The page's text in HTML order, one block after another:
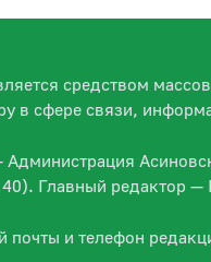
средством
в сфере связи,
Главный редактор
почты и телефон